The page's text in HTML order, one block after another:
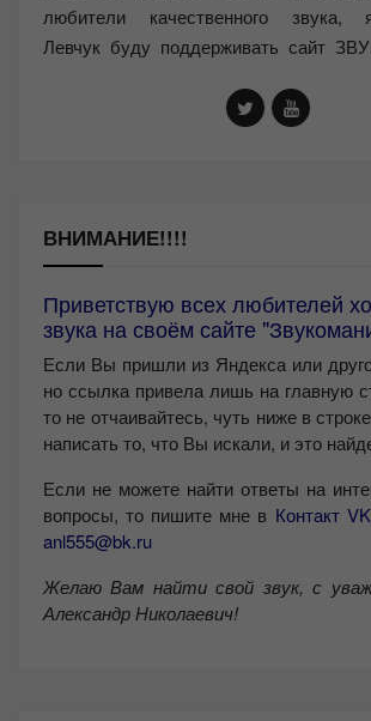
любители качественного звука,
Левчук буду поддерживать сайт
ВНИМАНИЕ!!!!
Приветствую всех любителей
звука на своём сайте
Если Вы пришли из Яндекса или
но ссылка привела лишь на главную
то не отчаивайтесь, чуть ниже в
написать то, что Вы искали, и это
Если не можете найти ответы на
вопросы, то пишите мне в Контакт VK
anl555@bk.ru
Желаю Вам найти свой звук, с
Александр Николаевич!